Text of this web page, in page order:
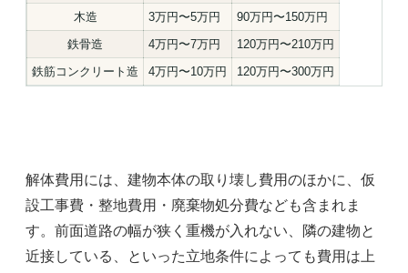
木造
3万円〜5万円
90万円〜150万円
鉄骨造
4万円〜7万円
120万円〜210万円
鉄筋コンクリート造
4万円〜10万円 120万円〜300万円
解体費用には、建物本体の取り壊し費用のほかに、仮
設工事費・整地費用・廃棄物処分費なども含まれま
す。前面道路の幅が狭く重機が入れない、隣の建物と
近接している、といった立地条件によっても費用は上